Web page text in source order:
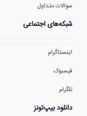
سوالات متداول
شبکه‌های اجتماعی
اینستاگرام
فیسبوک
تلگرام
دانلود بیپ‌تونز